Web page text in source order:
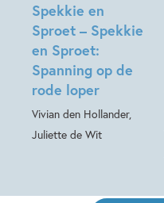
Spekkie en
Sproet – Spekkie
en Sproet:
Spanning op de
rode loper
Vivian den Hollander,
Juliette de Wit